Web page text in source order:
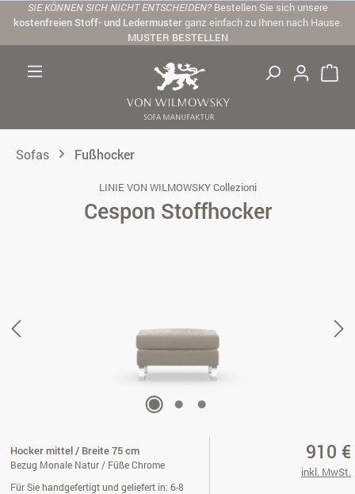
Zum Hauptinhalt springen
SIE KÖNNEN SICH NICHT ENTSCHEIDEN? Bestellen Sie sich unsere
kostenfreien Stoff- und Ledermusterganz einfach zu Ihnen nach Hause.
MUSTER BESTELLEN
Sofas Fußhocker
LINIE VON WILMOWSKY Collezioni
Cespon Stoffhocker
Hocker mittel / Breite 75 cm
Bezug Monale Natur / Füße Chrome
Für Sie handgefertigt und geliefert in: 6-8
910 €
inkl. MwSt.